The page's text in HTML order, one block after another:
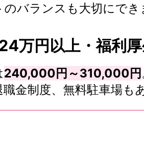
のバランスも大切にでき
万円以上・福利
240,000円～310,000円
職金制度、無料駐車場も